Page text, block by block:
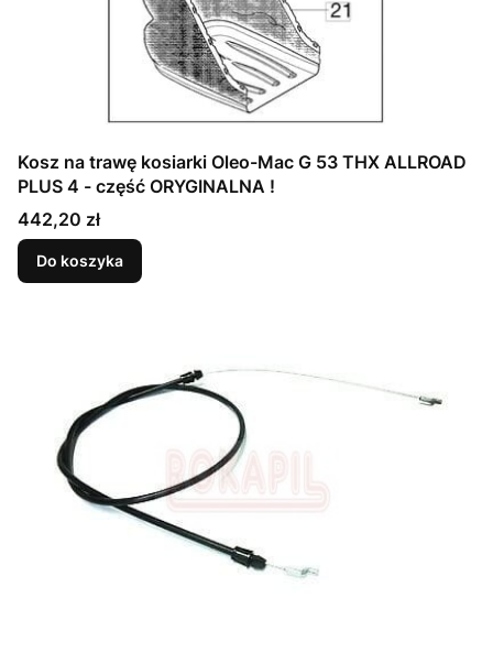
Kosz na trawę kosiarki Oleo-Mac G 53 THX ALLROAD
PLUS 4 - część ORYGINALNA !
Cena
442,20 zł
Do koszyka